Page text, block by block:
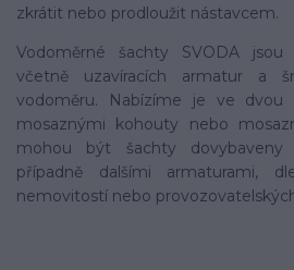
zkrátit nebo prodloužit nástavcem.
Vodoměrné šachty SVODA jsou
včetně uzavíracích armatur a
vodoměru. Nabízíme je ve dvou
mosaznými kohouty nebo
mohou být šachty
případně dalšími armaturami,
nemovitostí nebo